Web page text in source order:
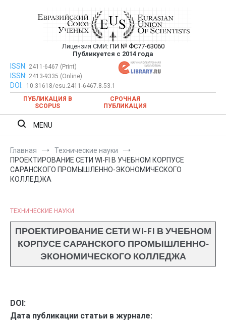
Евразийский Союз Ученых —
публикация научных статей в
ежемесячном научном журнале
Лицензия СМИ: ПИ № ФС77-63060
Публикуется с 2014 года
Евразийский Союз Ученых — публикация научных статей в
ежемесячном научном журнале
ISSN: 2411-6467 (Print)
ISSN: 2413-9335 (Online)
DOI:
10.31618/esu.2411-6467.8.53.1
ПУБЛИКАЦИЯ В
SCOPUS
СРОЧНАЯ
ПУБЛИКАЦИЯ
MENU
Главная
Технические науки
ПРОЕКТИРОВАНИЕ СЕТИ WI-FI В УЧЕБНОМ КОРПУСЕ
САРАНСКОГО ПРОМЫШЛЕННО-ЭКОНОМИЧЕСКОГО
КОЛЛЕДЖА
ТЕХНИЧЕСКИЕ НАУКИ
ПРОЕКТИРОВАНИЕ СЕТИ WI-FI В УЧЕБНОМ
КОРПУСЕ САРАНСКОГО ПРОМЫШЛЕННО-
ЭКОНОМИЧЕСКОГО КОЛЛЕДЖА
DOI:
Дата публикации статьи в журнале: